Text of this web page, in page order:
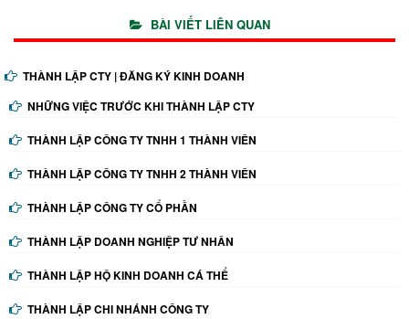
BÀI VIẾT LIÊN QUAN
THÀNH LẬP CTY | ĐĂNG KÝ KINH DOANH
NHỮNG VIỆC TRƯỚC KHI THÀNH LẬP CTY
THÀNH LẬP CÔNG TY TNHH 1 THÀNH VIÊN
THÀNH LẬP CÔNG TY TNHH 2 THÀNH VIÊN
THÀNH LẬP CÔNG TY CỔ PHẦN
THÀNH LẬP DOANH NGHIỆP TƯ NHÂN
THÀNH LẬP HỘ KINH DOANH CÁ THỂ
THÀNH LẬP CHI NHÁNH CÔNG TY